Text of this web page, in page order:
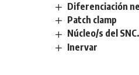
Diferenciación
Patch clamp
Núcleo/s del SNC.
Inervar